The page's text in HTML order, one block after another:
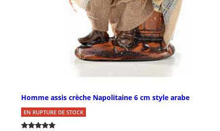
Homme assis crèche Napolitaine 6 cm style arabe
EN RUPTURE DE STOCK